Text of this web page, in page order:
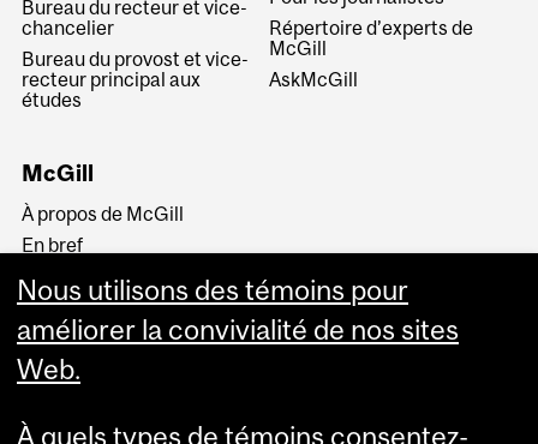
Bureau du recteur et vice-
chancelier
Bureau du provost et vice-
recteur principal aux
études
Répertoire d’experts de
McGill
AskMcGill
McGill
À propos de McGill
En bref
Histoire
La haute direction
Nous utilisons des témoins pour
améliorer la convivialité de nos sites
Web.
À quels types de témoins consentez-